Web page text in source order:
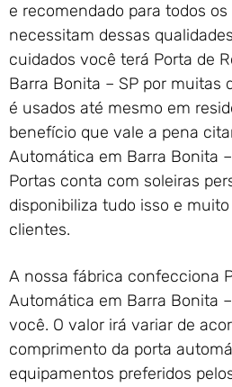
e recomendado para todos
necessitam dessas
cuidados você terá Porta de
Barra Bonita – SP por muitas
é usados até mesmo em
benefício que vale a pena
Automática em Barra Bonita
Portas conta com soleiras
disponibiliza tudo isso e
clientes.
A nossa fábrica confecciona
Automática em Barra Bonita
você. O valor irá variar de
comprimento da porta
equipamentos preferidos